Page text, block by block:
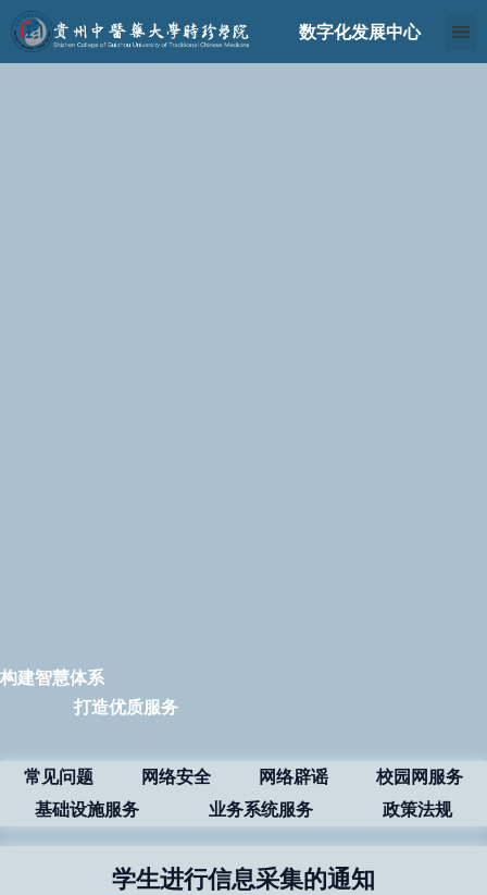
至
数字化发展中心
构建智慧体系
打造优质服务
常见问题 网络安全 网络辟谣
校园网服务
基础设施服务
业务系统服务 政策法规
学生进行信息采集的通知